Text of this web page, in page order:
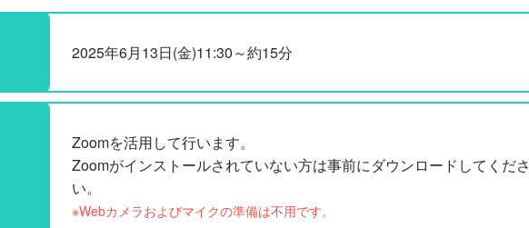
2025年6月13日(金)11:30～約15分
Zoomを活用して行います。
Zoomがインストールされていない方は事前にダウンロードしてくださ
い。
※Webカメラおよびマイクの準備は不用です。